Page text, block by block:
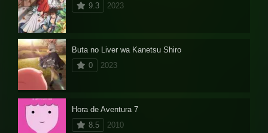
9.3
2023
Buta no Liver wa Kanetsu Shiro
0
2023
Hora de Aventura 7
8.5
2010